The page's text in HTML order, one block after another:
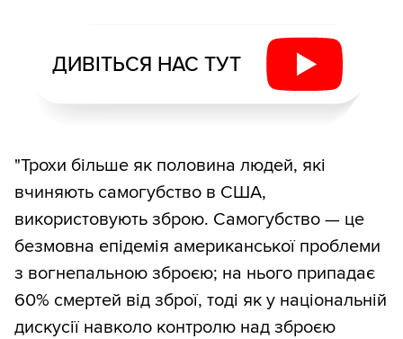
ДИВІТЬСЯ НАС ТУТ
"Трохи більше як половина людей, які
вчиняють самогубство в США,
використовують зброю. Самогубство — це
безмовна епідемія американської проблеми
з вогнепальною зброєю; на нього припадає
60% смертей від зброї, тоді як у національній
дискусії навколо контролю над зброєю